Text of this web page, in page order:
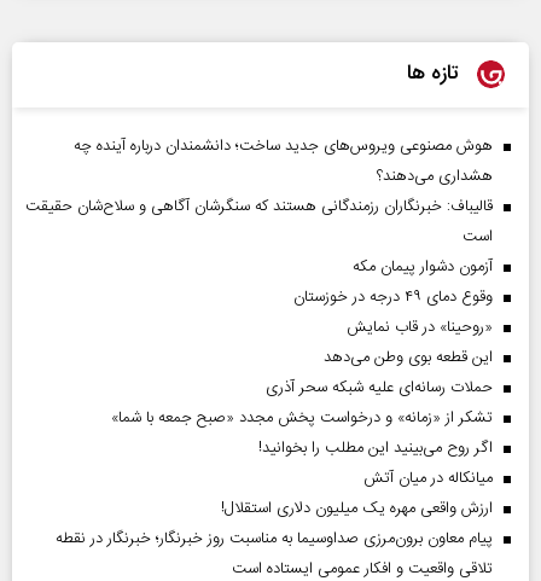
تازه ها
هوش مصنوعی ویروس‌های جدید ساخت؛ دانشمندان درباره آینده چه
هشداری می‌دهند؟
قالیباف: خبرنگاران رزمندگانی هستند که سنگرشان آگاهی و سلاح‌شان حقیقت
است
آزمون دشوار پیمان مکه
وقوع دمای ۴۹ درجه در خوزستان
«روحینا» در قاب نمایش
این قطعه بوی وطن می‌دهد
حملات رسانه‌ای علیه شبکه سحر آذری
تشکر از «زمانه» و درخواست پخش مجدد «صبح جمعه با شما»
اگر روح می‌بینید این مطلب را بخوانید!
میانکاله در میان آتش
ارزش واقعی مهره یک میلیون دلاری استقلال!
پیام معاون برون‌مرزی صداوسیما به مناسبت روز خبرنگار؛ خبرنگار در نقطه
تلاقی واقعیت و افکار عمومی ایستاده است